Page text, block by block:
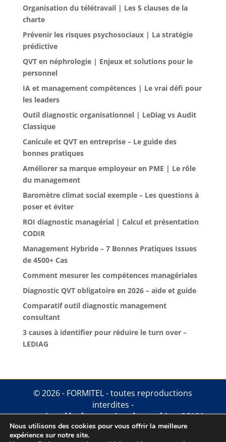
Organisation du télétravail | Les 5 clauses de la
charte
Prévenir les risques psychosociaux | La stratégie
prédictive
QVT en néphrologie | Enjeux et solutions pour le
personnel
IA et management compétences | Le vrai défi pour
les leaders
Outil diagnostic organisationnel | LeDiag vs Audit
Classique
Canicule et QVT en entreprise – Le guide des
bonnes pratiques
Améliorer sa marque employeur en PME | Le rôle
du management
Baromètre climat social exemple – Les questions à
poser et éviter
ROI diagnostic managérial | Calcul et présentation
CODIR
Management Hybride – 7 Bonnes Pratiques Issues
de 4500+ Cas
Comment mesurer les compétences managériales
Diagnostic QVT obligatoire en 2026 – aide et guide
Comparatif outil diagnostic management
consultant
3 causes à identifier pour réduire le turn over –
LEDIAG
© 2026 - FORMITEL - toutes reproductions
interdites -
mentions légales.gestion des cookies.CGUV
Nous utilisons des cookies pour vous offrir la meilleure
expérience sur notre site.